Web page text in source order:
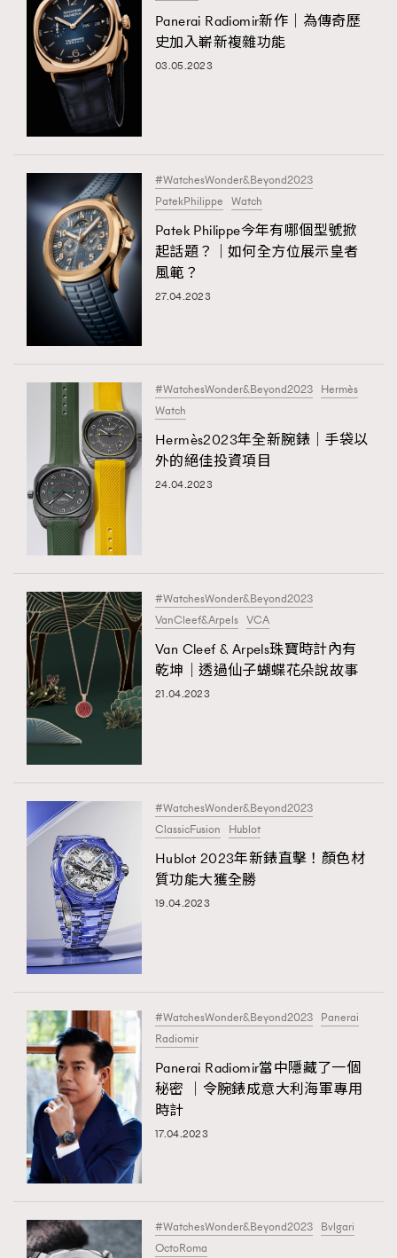
TRENDING
AFrenchMind
DressLikeAParisienne
EmpowerF
Panerai Radiomir新作｜為傳奇歷
史加入嶄新複雜功能
03.05.2023
#WatchesWonder&Beyond2023
PatekPhilippe Watch
Patek Philippe今年有哪個型號掀
起話題？｜如何全方位展示皇者
風範？
27.04.2023
#WatchesWonder&Beyond2023 Hermès
Watch
Hermès2023年全新腕錶｜手袋以
外的絕佳投資項目
24.04.2023
#WatchesWonder&Beyond2023
VanCleef&Arpels VCA
Van Cleef & Arpels珠寶時計內有
乾坤｜透過仙子蝴蝶花朵說故事
21.04.2023
#WatchesWonder&Beyond2023
ClassicFusion
Hublot
Hublot 2023年新錶直擊！顏色材
質功能大獲全勝
19.04.2023
#WatchesWonder&Beyond2023 Panerai
Radiomir
Panerai Radiomir當中隱藏了一個
秘密 ｜令腕錶成意大利海軍專用
時計
17.04.2023
#WatchesWonder&Beyond2023 Bvlgari
OctoRoma